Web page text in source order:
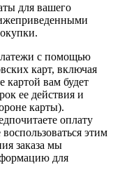
для вашего
с помощью
карт, включая
картой вам будет
ее действия и
карты).
оплату
этим
заказа мы
для